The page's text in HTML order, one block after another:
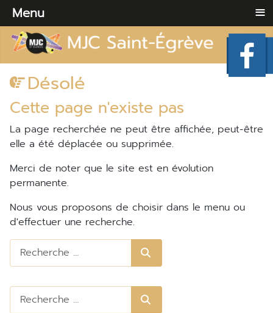
Désolé
Cette page n'existe pas
La page recherchée ne peut être affichée, peut-être
elle a été déplacée ou supprimée.
Merci de noter que le site est en évolution
permanente.
Nous vous proposons de choisir dans le menu ou
d'effectuer une recherche.
Rechercher
Rechercher
Menu ≡